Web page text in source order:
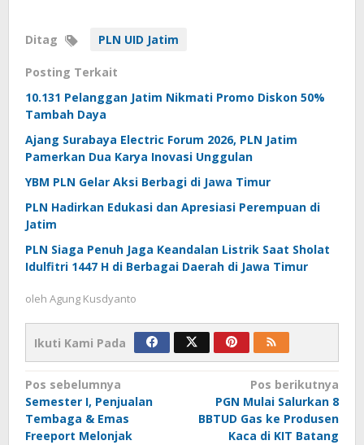
Ditag PLN UID Jatim
Posting Terkait
10.131 Pelanggan Jatim Nikmati Promo Diskon 50%
Tambah Daya
Ajang Surabaya Electric Forum 2026, PLN Jatim
Pamerkan Dua Karya Inovasi Unggulan
YBM PLN Gelar Aksi Berbagi di Jawa Timur
PLN Hadirkan Edukasi dan Apresiasi Perempuan di
Jatim
PLN Siaga Penuh Jaga Keandalan Listrik Saat Sholat
Idulfitri 1447 H di Berbagai Daerah di Jawa Timur
oleh Agung Kusdyanto
Ikuti Kami Pada
Navigasi
pos
Pos sebelumnya
Semester I, Penjualan
Tembaga & Emas
Freeport Melonjak
Pos berikutnya
PGN Mulai Salurkan 8
BBTUD Gas ke Produsen
Kaca di KIT Batang